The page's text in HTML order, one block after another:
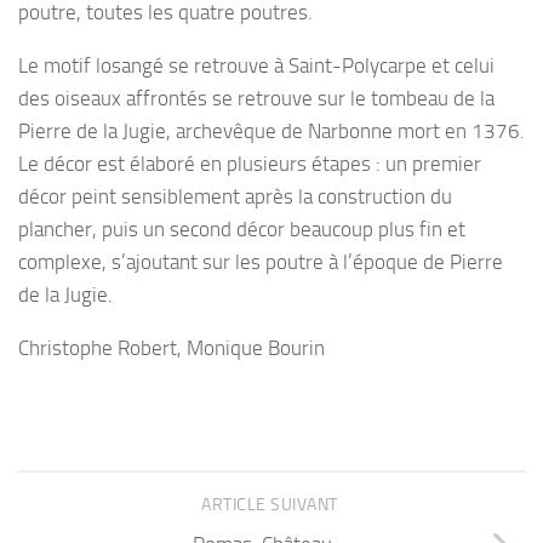
poutre, toutes les quatre poutres.
Le motif losangé se retrouve à Saint-Polycarpe et celui
des oiseaux affrontés se retrouve sur le tombeau de la
Pierre de la Jugie, archevêque de Narbonne mort en 1376.
Le décor est élaboré en plusieurs étapes : un premier
décor peint sensiblement après la construction du
plancher, puis un second décor beaucoup plus fin et
complexe, s’ajoutant sur les poutre à l’époque de Pierre
de la Jugie.
Christophe Robert, Monique Bourin
ARTICLE SUIVANT